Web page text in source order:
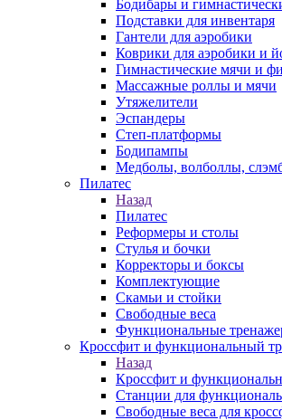
Бодибары и
Подставки для инвентаря
Гантели для аэробики
Коврики для аэробики и
Гимнастические мячи и
Массажные роллы и мячи
Утяжелители
Эспандеры
Степ-платформы
Бодипампы
Медболы, волболлы,
Пилатес
Назад
Пилатес
Реформеры и столы
Стулья и бочки
Корректоры и боксы
Комплектующие
Скамьи и стойки
Свободные веса
Функциональные
Кроссфит и функциональный
Назад
Кроссфит и
Станции для
Свободные веса для